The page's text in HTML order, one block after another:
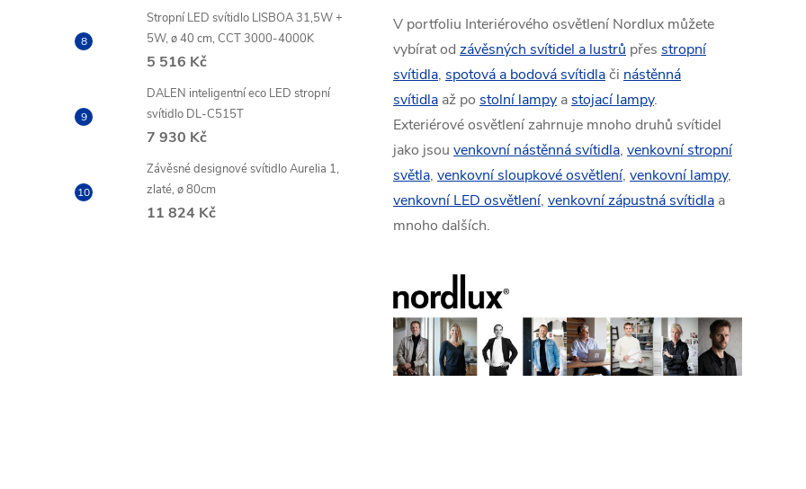
Stropní LED svítidlo LISBOA 31,5W +
5W, ø 40 cm, CCT 3000-4000K
5 516 Kč
DALEN inteligentní eco LED stropní
svítidlo DL-C515T
7 930 Kč
Závěsné designové svítidlo Aurelia 1,
zlaté, ø 80cm
11 824 Kč
V portfoliu Interiérového osvětlení Nordlux můžete
vybírat od závěsných svítidel a lustrů přes stropní
svítidla, spotová a bodová svítidlači nástěnná
svítidla až po stolní lampy astojací lampy.
Exteriérové osvětlení zahrnuje mnoho druhů svítidel
jako jsou venkovní nástěnná svítidla, venkovní stropní
světla, venkovní sloupkové osvětlení, venkovní lampy,
venkovní LED osvětlení, venkovní zápustná svítidla a
mnoho dalších.